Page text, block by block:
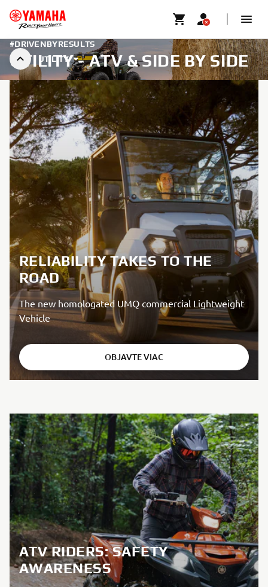
UTILITY
#DRIVENBYRESULTS
UTILITY - ATV & SIDE BY SIDE
RELIABILITY TAKES TO THE
ROAD
The new homologated UMQ commercial Lightweight
Vehicle
OBJAVTE VIAC
ATV RIDERS: SAFETY
AWARENESS